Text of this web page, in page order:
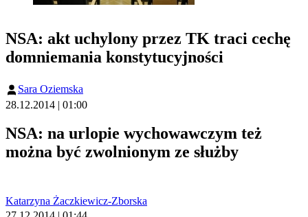
NSA: akt uchylony przez TK traci cechę
domniemania konstytucyjności
Sara Oziemska
28.12.2014 | 01:00
NSA: na urlopie wychowawczym też
można być zwolnionym ze służby
Katarzyna Żaczkiewicz-Zborska